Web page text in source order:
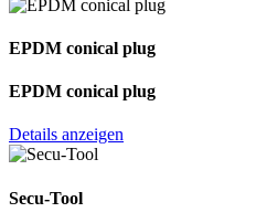
EPDM conical plug
EPDM conical plug
Details anzeigen
Secu-Tool